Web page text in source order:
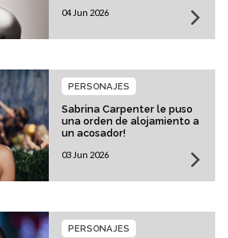
04 Jun 2026
Sabrina Carpenter le puso
una orden de alojamiento a
un acosador!
PERSONAJES
03 Jun 2026
PERSONAJES